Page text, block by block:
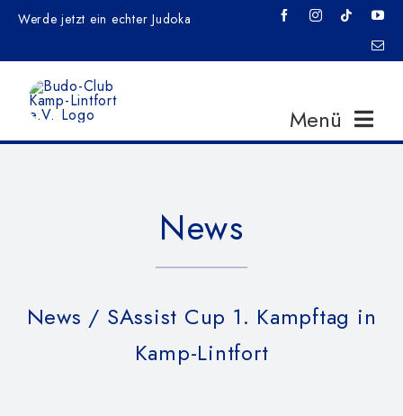
Zum
springen
Werde jetzt ein echter Judoka
Menü
Veranstaltungen
News
News / SAssist Cup 1. Kampftag in
Kamp-Lintfort